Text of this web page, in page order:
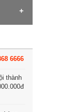
6666
thành